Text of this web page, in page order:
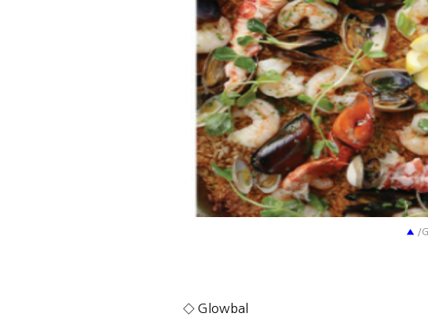
▲ /
◇ Glowbal